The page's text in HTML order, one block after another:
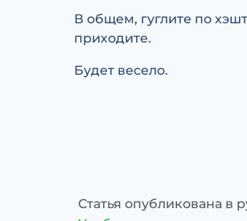
В общем, гуглите по
приходите.
Будет весело.
Статья опубликована в